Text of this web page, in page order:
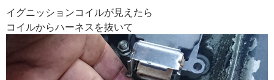
イグニッションコイルが見えたら
コイルからハーネスを抜いて